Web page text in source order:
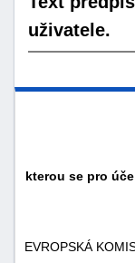
uživatele.
kterou se pro
EVROPSKÁ